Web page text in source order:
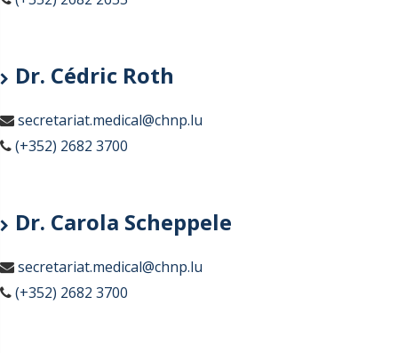
Dr. Cédric Roth
secretariat.medical@chnp.lu
(+352) 2682 3700
Dr. Carola Scheppele
secretariat.medical@chnp.lu
(+352) 2682 3700